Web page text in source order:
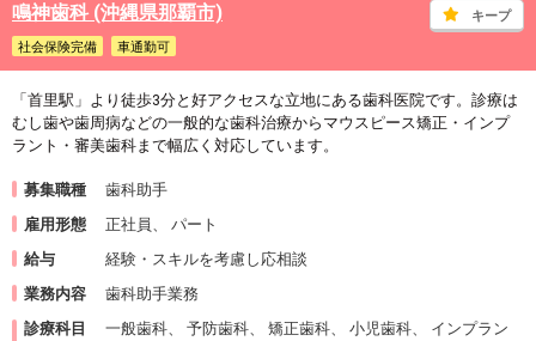
キープ
鳴神歯科 (沖縄県那覇市)
社会保険完備 車通勤可
「首里駅」より徒歩3分と好アクセスな立地にある歯科医院です。診療は
むし歯や歯周病などの一般的な歯科治療からマウスピース矯正・インプ
ラント・審美歯科まで幅広く対応しています。
募集職種
歯科助手
雇用形態
正社員、 パート
給与
経験・スキルを考慮し応相談
業務内容
歯科助手業務
診療科目
一般歯科、 予防歯科、 矯正歯科、 小児歯科、 インプラン